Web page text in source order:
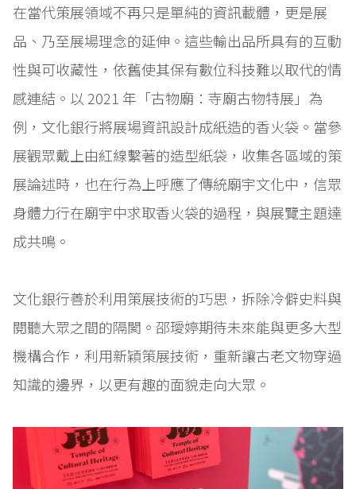
在當代策展領域不再只是單純的資訊載體，更是展
品、乃至展場理念的延伸。這些輸出品所具有的互動
性與可收藏性，依舊使其保有數位科技難以取代的情
感連結。以 2021 年「古物廟：寺廟古物特展」為
例，文化銀行將展場資訊設計成紙造的香火袋。當參
展觀眾戴上由紅線繫著的造型紙袋，收集各區域的策
展論述時，也在行為上呼應了傳統廟宇文化中，信眾
身體力行在廟宇中求取香火袋的過程，與展覽主題達
成共鳴。
文化銀行善於利用策展技術的巧思，拆除冷僻史料與
閱聽大眾之間的隔閡。邵璦婷期待未來能與更多大型
機構合作，利用新穎策展技術，重新讓古老文物穿過
知識的邊界，以更有趣的面貌走向大眾。